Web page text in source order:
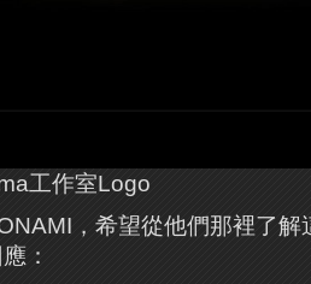
工作室Logo
，希望從他們那裡了解
：